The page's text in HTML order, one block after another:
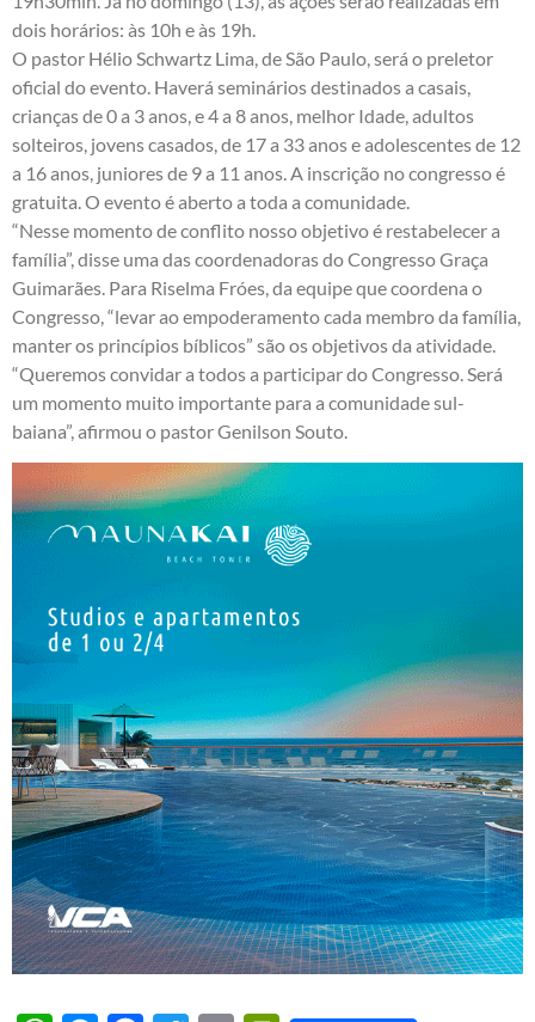
dois horários: às 10h e às 19h.
O pastor Hélio Schwartz Lima, de São Paulo, será o preletor
oficial do evento. Haverá seminários destinados a casais,
crianças de 0 a 3 anos, e 4 a 8 anos, melhor Idade, adultos
solteiros, jovens casados, de 17 a 33 anos e adolescentes de 12
a 16 anos, juniores de 9 a 11 anos. A inscrição no congresso é
gratuita. O evento é aberto a toda a comunidade.
“Nesse momento de conflito nosso objetivo é restabelecer a
família”, disse uma das coordenadoras do Congresso Graça
Guimarães. Para Riselma Fróes, da equipe que coordena o
Congresso, “levar ao empoderamento cada membro da família,
manter os princípios bíblicos” são os objetivos da atividade.
“Queremos convidar a todos a participar do Congresso. Será
um momento muito importante para a comunidade sul-
baiana”, afirmou o pastor Genilson Souto.